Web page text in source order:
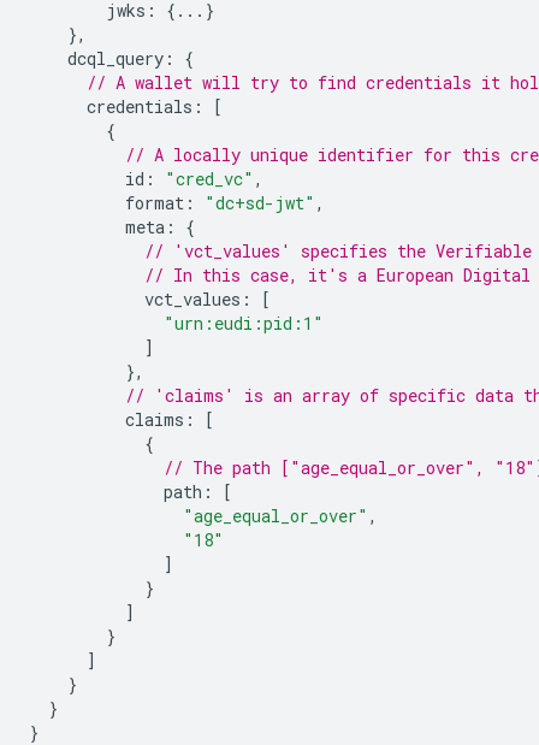
jwks :
{...}
},
dcql_query :
{
// A wallet will try to find credentials it
credentials :
[
{
// A locally unique identifier for this
id : "cred_vc" ,
format : "dc+sd-jwt" ,
meta :
{
// 'vct_values' specifies the Verifiable
// In this case, it's a European Digital
vct_values :
[
"urn:eudi:pid:1"
]
},
// 'claims' is an array of specific data
claims :
[
{
// The path ["age_equal_or_over",
path :
[
"age_equal_or_over" ,
"18"
]
}
]
}
]
}
}
}